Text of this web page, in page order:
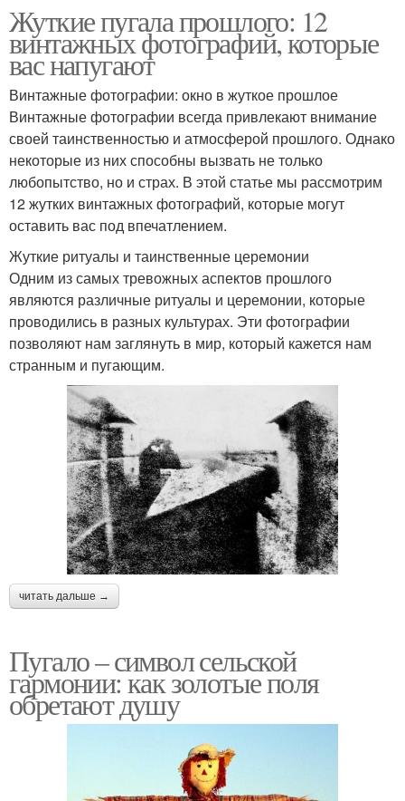
Жуткие пугала прошлого: 12
винтажных фотографий, которые
вас напугают
Винтажные фотографии: окно в жуткое прошлое
Винтажные фотографии всегда привлекают внимание
своей таинственностью и атмосферой прошлого. Однако
некоторые из них способны вызвать не только
любопытство, но и страх. В этой статье мы рассмотрим
12 жутких винтажных фотографий, которые могут
оставить вас под впечатлением.
Жуткие ритуалы и таинственные церемонии
Одним из самых тревожных аспектов прошлого
являются различные ритуалы и церемонии, которые
проводились в разных культурах. Эти фотографии
позволяют нам заглянуть в мир, который кажется нам
странным и пугающим.
читать дальше →
Пугало – символ сельской
гармонии: как золотые поля
обретают душу